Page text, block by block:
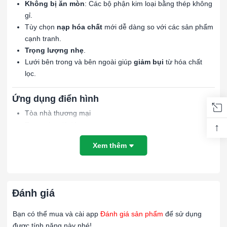
Không bị ăn mòn: Các bộ phận kim loại bằng thép không
gỉ.
Tùy chọn nạp hóa chất mới dễ dàng so với các sản phẩm
cạnh tranh.
Trọng lượng nhẹ
Lưới bên trong và bên ngoài giúp giảm bụi từ hóa chất
lọc.
Ứng dụng điển hình
Tòa nhà thương mại
Bảo tàng & Kho lưu trữ lịch sử
Canister
Hệ thống SAAFCanister được nhà máy đổ sẵn hóa chất lọc
theo yêu cầu của khách hàng. Mỗi canister được nén rung để
Xem thêm
Đánh giá
Bạn có thể mua và cài app Đánh giá sản phẩm để sử dụng
↑